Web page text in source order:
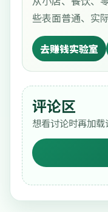
些表面普通、实
去赚钱实验室
评论区
想看讨论时再加载